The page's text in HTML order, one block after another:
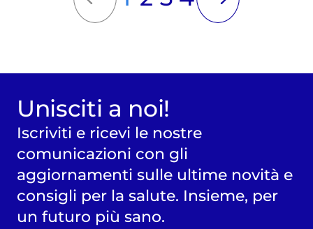
Unisciti a noi!
Iscriviti e ricevi le nostre
comunicazioni con gli
aggiornamenti sulle ultime novità e
consigli per la salute. Insieme, per
un futuro più sano.